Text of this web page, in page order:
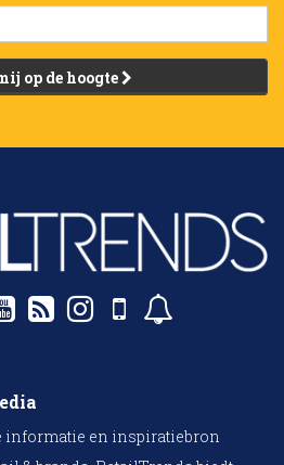
op de hoogte
informatie en inspiratiebron